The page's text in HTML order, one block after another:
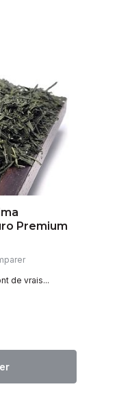
Premium
de vrais...